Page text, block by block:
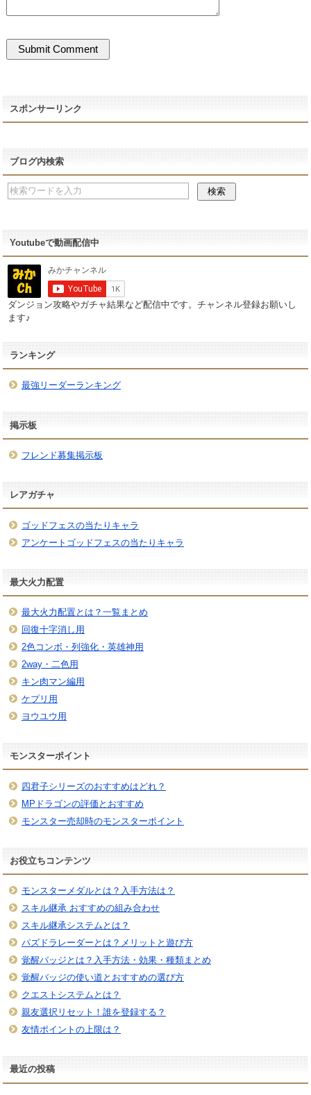
スポンサーリンク
ブログ内検索
Youtubeで動画配信中
ダンジョン攻略やガチャ結果など配信中です。チャンネル登録お願いし
ます♪
ランキング
最強リーダーランキング
掲示板
フレンド募集掲示板
レアガチャ
ゴッドフェスの当たりキャラ
アンケートゴッドフェスの当たりキャラ
最大火力配置
最大火力配置とは？一覧まとめ
回復十字消し用
2色コンボ・列強化・英雄神用
2way・二色用
キン肉マン編用
ケプリ用
ヨウユウ用
モンスターポイント
四君子シリーズのおすすめはどれ？
MPドラゴンの評価とおすすめ
モンスター売却時のモンスターポイント
お役立ちコンテンツ
モンスターメダルとは？入手方法は？
スキル継承 おすすめの組み合わせ
スキル継承システムとは？
パズドラレーダーとは？メリットと遊び方
覚醒バッジとは？入手方法・効果・種類まとめ
覚醒バッジの使い道とおすすめの選び方
クエストシステムとは？
親友選択リセット！誰を登録する？
友情ポイントの上限は？
最近の投稿